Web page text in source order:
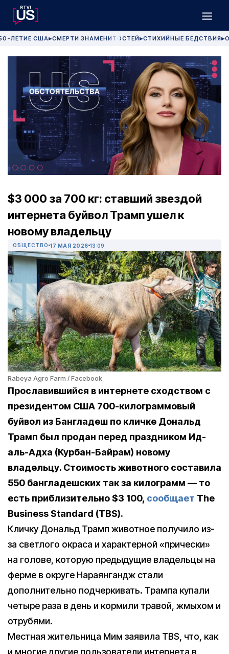
ЛЕТИЕ США▶СМЕРТИ ЗНАМЕНИТОСТЕЙ▶СТИХИЙНЫЕ БЕДСТВИЯ▶
$3 000 за 700 кг: ставший звездой
интернета буйвол Трамп ушел к
новому владельцу
ОБЩЕСТВО 17 МАЯ 2026 13:09
Rabeya Agro Farm / Facebook
Прославившийся в интернете сходством с
президентом США 700-килограммовый
буйвол из Бангладеш по кличке Дональд
Трамп был продан перед праздником Ид-
аль-Адха (Курбан-Байрам) новому
владельцу. Стоимость животного составила
550 бангладешских так за килограмм — то
есть приблизительно $3 100, сообщает The
Business Standard (TBS).
Кличку Дональд Трамп животное получило из-
за светлого окраса и характерной «прически»
на голове, которую предыдущие владельцы на
ферме в округе Нараянгандж стали
дополнительно подчеркивать. Трампа купали
четыре раза в день и кормили травой, жмыхом и
отрубями.
Местная жительница Мим заявила TBS, что, как